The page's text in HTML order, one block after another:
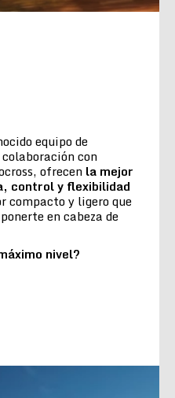
equipo de
con
ofrecen la mejor
control y flexibilidad
compacto y ligero que
en cabeza de
nivel?